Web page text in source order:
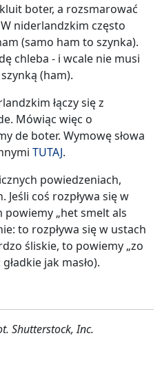
kluit boter, a rozsmarować
niderlandzkim często
(samo ham to szynka).
chleba - i wcale nie musi
(ham).
łączy się z
Mówiąc więc o
de boter. Wymowę słowa
TUTAJ.
powiedzeniach,
Jeśli coś rozpływa się w
„het smelt als
to rozpływa się w ustach
śliskie, to powiemy „zo
jak masło).
Shutterstock, Inc.